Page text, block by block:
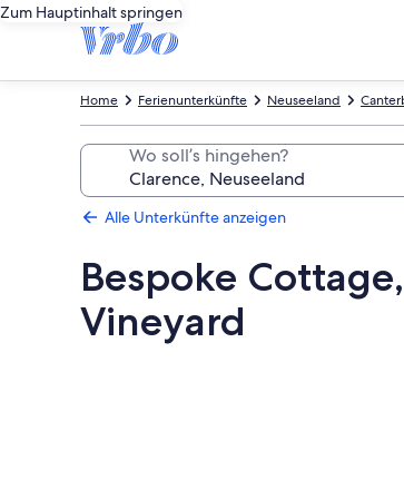
Zum Hauptinhalt springen
Neuseeland
Ferienunterkünfte
Home
Wo soll’s hingehen?
Alle Unterkünfte anzeigen
Bespoke
Vineyard